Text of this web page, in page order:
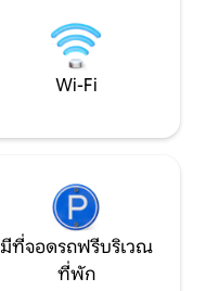
mejoras.
Wi-Fi
มีที่จอดรถฟรีบริเวณ
ที่พัก